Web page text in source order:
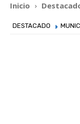
Inicio
DESTACADO